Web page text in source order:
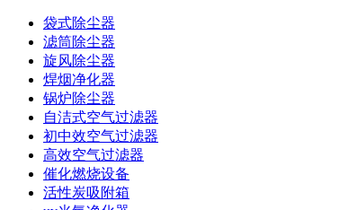
袋式除尘器
滤筒除尘器
旋风除尘器
焊烟净化器
锅炉除尘器
自洁式空气过滤器
初中效空气过滤器
高效空气过滤器
催化燃烧设备
活性炭吸附箱